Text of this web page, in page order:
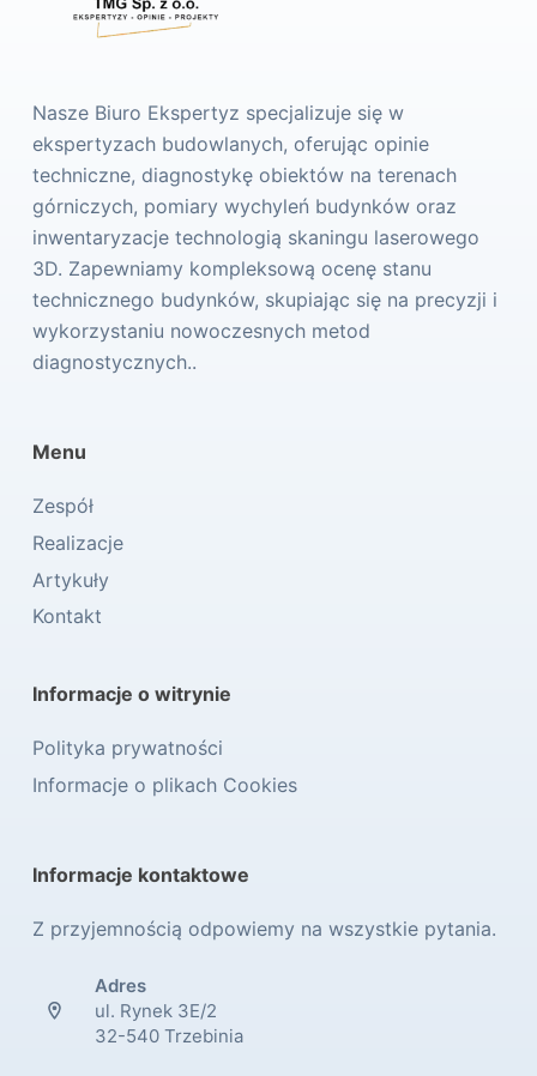
Nasze Biuro Ekspertyz specjalizuje się w
ekspertyzach budowlanych, oferując opinie
techniczne, diagnostykę obiektów na terenach
górniczych, pomiary wychyleń budynków oraz
inwentaryzacje technologią skaningu laserowego
3D. Zapewniamy kompleksową ocenę stanu
technicznego budynków, skupiając się na precyzji i
wykorzystaniu nowoczesnych metod
diagnostycznych..
Menu
Zespół
Realizacje
Artykuły
Kontakt
Informacje o witrynie
Polityka prywatności
Informacje o plikach Cookies
Informacje kontaktowe
Z przyjemnością odpowiemy na wszystkie pytania.
Adres
ul. Rynek 3E/2
32-540 Trzebinia